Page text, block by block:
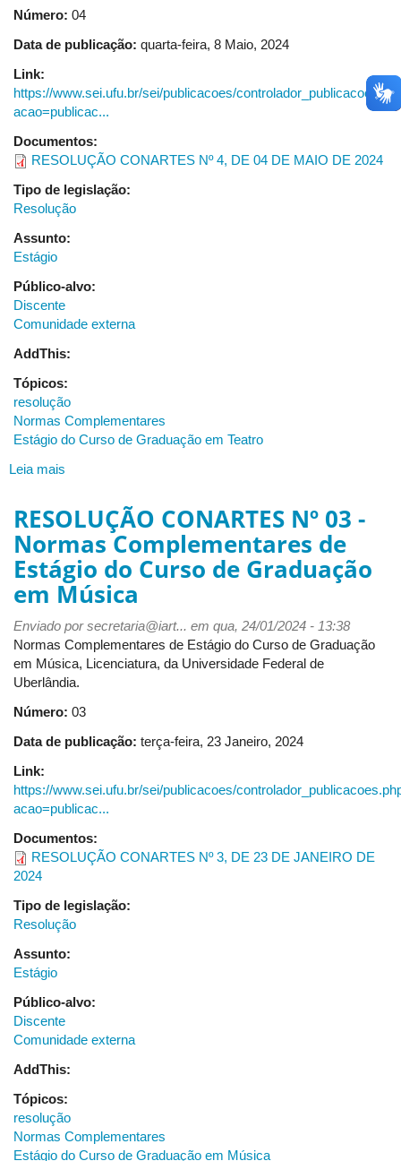
em
Visuais
Número: 04
Data de publicação: quarta-feira, 8 Maio, 2024
Link:
https://www.sei.ufu.br/sei/publicacoes/
acao=publicac...
Documentos:
RESOLUÇÃO CONARTES Nº 4, DE 04 DE MAIO DE 2024
Tipo de legislação:
Resolução
Assunto:
Estágio
Público-alvo:
Discente
Comunidade externa
AddThis:
Tópicos:
resolução
Normas Complementares
Estágio do Curso de Graduação em Teatro
Leia mais
CONARTES
Nº
04
-
Normas
Complementares
Estágios
Supervisionados
Curriculares
Licenciaturas
Teatro
RESOLUÇÃO CONARTES Nº 03 -
Normas Complementares de
Estágio do Curso de Graduação
em Música
Enviado porsecretaria@iart... em qua, 24/01/2024 - 13:38
Normas Complementares de Estágio do Curso de Graduação
em Música, Licenciatura, da Universidade Federal de
Uberlândia.
Número: 03
Data de publicação: terça-feira, 23 Janeiro, 2024
Link:
https://www.sei.ufu.br/sei/publicacoes/
acao=publicac...
Documentos:
RESOLUÇÃO CONARTES Nº 3, DE 23 DE JANEIRO DE
2024
Tipo de legislação:
Resolução
Assunto:
Estágio
Público-alvo:
Discente
Comunidade externa
AddThis:
Tópicos:
resolução
Normas Complementares
Estágio do Curso de Graduação em Música